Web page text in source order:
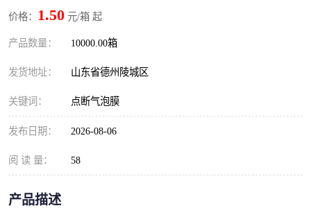
价格： 1.50 元/箱 起
产品数量： 10000.00箱
发货地址： 山东省德州陵城区
关键词： 点断气泡膜
发布日期： 2026-08-06
阅 读 量： 58
产品描述